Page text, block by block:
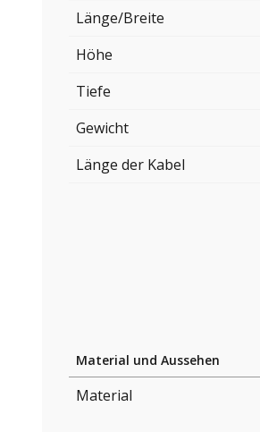
Länge/Breite
Höhe
Tiefe
Gewicht
Länge der Kabel
Material und Aussehen
Material